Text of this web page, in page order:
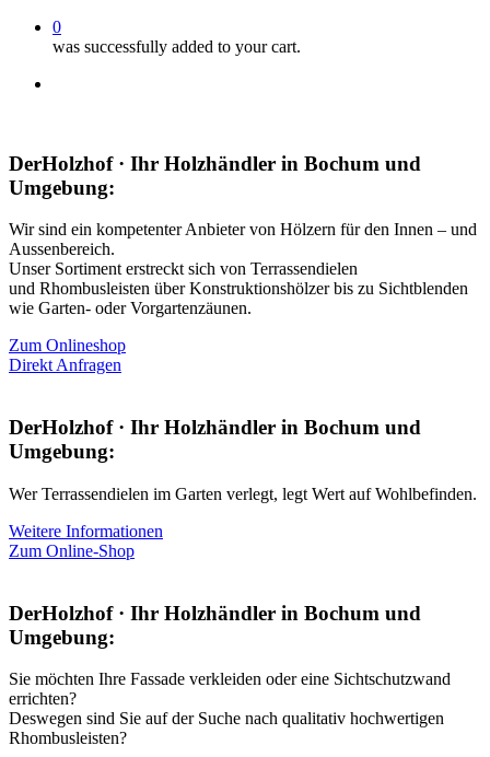
0
was successfully added to your cart.
DerHolzhof · Ihr Holzhändler in Bochum und
Umgebung:
Wir sind ein kompetenter Anbieter von Hölzern für den Innen – und
Aussenbereich.
Unser Sortiment erstreckt sich von Terrassendielen
und Rhombusleisten über Konstruktionshölzer bis zu Sichtblenden
wie Garten- oder Vorgartenzäunen.
Zum Onlineshop
Direkt Anfragen
DerHolzhof · Ihr Holzhändler in Bochum und
Umgebung:
Wer Terrassendielen im Garten verlegt, legt Wert auf Wohlbefinden.
Weitere Informationen
Zum Online-Shop
DerHolzhof · Ihr Holzhändler in Bochum und
Umgebung:
Sie möchten Ihre Fassade verkleiden oder eine Sichtschutzwand
errichten?
Deswegen sind Sie auf der Suche nach qualitativ hochwertigen
Rhombusleisten?